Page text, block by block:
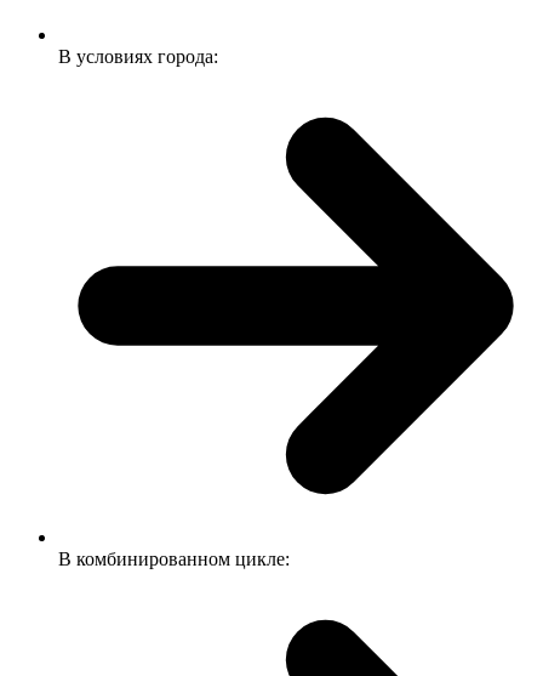
В условиях города:
В комбинированном цикле: